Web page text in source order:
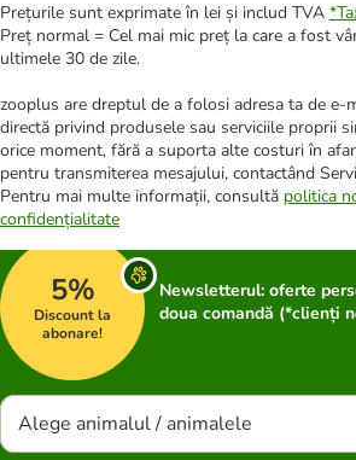
Prețurile sunt exprimate în lei și includ TVA *
Preț normal = Cel mai mic preț la care a fost
ultimele 30 de zile.
zooplus are dreptul de a folosi adresa ta de e-
directă privind produsele sau serviciile proprii
orice moment, fără a suporta alte costuri în
pentru transmiterea mesajului, contactând
Pentru mai multe informații, consultă politica
confidențialitate
5%
Discount la
abonare!
Newsletterul: oferte
doua comandă (*clienți
Alege animalul / animalele